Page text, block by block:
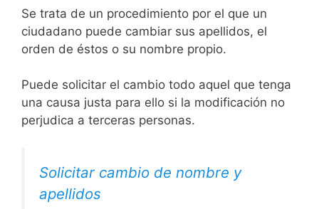
Se trata de un procedimiento por el que un
ciudadano puede cambiar sus apellidos, el
orden de éstos o su nombre propio.
Puede solicitar el cambio todo aquel que tenga
una causa justa para ello si la modificación no
perjudica a terceras personas.
Solicitar cambio de nombre y
apellidos